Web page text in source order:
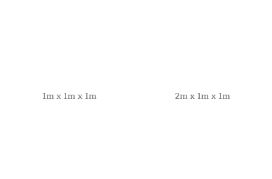
1m x 1m x 1m 2m x 1m x 1m